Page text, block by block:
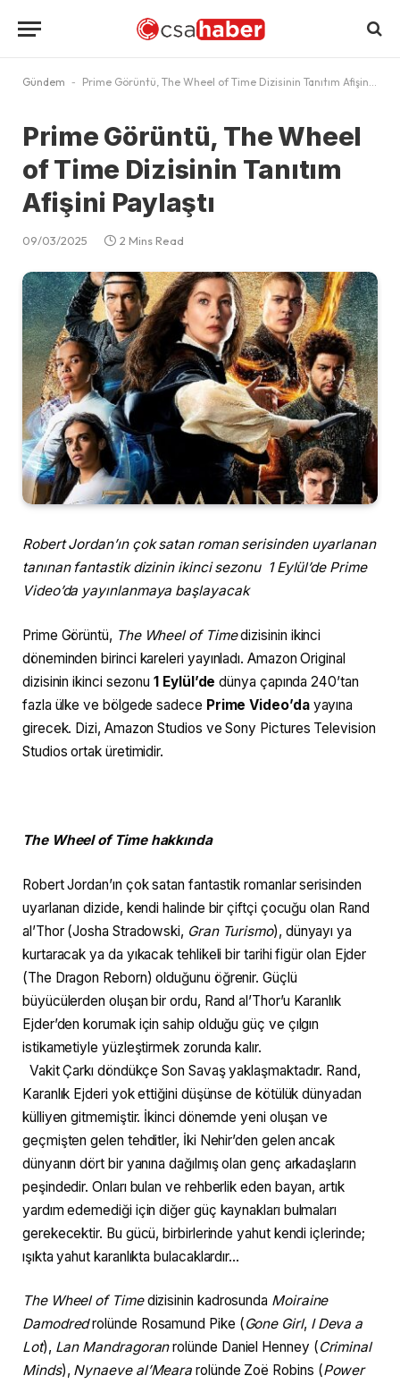
Gündem - Prime Görüntü, The Wheel of Time Dizisinin Tanıtım Afişini Paylaştı
Prime Görüntü, The Wheel
of Time Dizisinin Tanıtım
Afişini Paylaştı
09/03/2025 2 Mins Read
Robert Jordan’ın çok satan roman serisinden uyarlanan
tanınan fantastik dizinin ikinci sezonu 1 Eylül’de Prime
Video’da yayınlanmaya başlayacak
Prime Görüntü, The Wheel of Timedizisinin ikinci
döneminden birinci kareleri yayınladı. Amazon Original
dizisinin ikinci sezonu1 Eylül’de dünya çapında 240’tan
fazla ülke ve bölgede sadece Prime Video’dayayına
girecek. Dizi, Amazon Studios ve Sony Pictures Television
Studios ortak üretimidir.
The Wheel of Time hakkında
Robert Jordan’ın çok satan fantastik romanlar serisinden
uyarlanan dizide, kendi halinde bir çiftçi çocuğu olan Rand
al’Thor (Josha Stradowski, Gran Turismo), dünyayı ya
kurtaracak ya da yıkacak tehlikeli bir tarihi figür olan Ejder
(The Dragon Reborn) olduğunu öğrenir. Güçlü
büyücülerden oluşan bir ordu, Rand al’Thor’u Karanlık
Ejder’den korumak için sahip olduğu güç ve çılgın
istikametiyle yüzleştirmek zorunda kalır.
Vakit Çarkı döndükçe Son Savaş yaklaşmaktadır. Rand,
Karanlık Ejderi yok ettiğini düşünse de kötülük dünyadan
külliyen gitmemiştir. İkinci dönemde yeni oluşan ve
geçmişten gelen tehditler, İki Nehir’den gelen ancak
dünyanın dört bir yanına dağılmış olan genç arkadaşların
peşindedir. Onları bulan ve rehberlik eden bayan, artık
yardım edemediği için diğer güç kaynakları bulmaları
gerekecektir. Bu gücü, birbirlerinde yahut kendi içlerinde;
ışıkta yahut karanlıkta bulacaklardır…
The Wheel of Timedizisinin kadrosunda Moiraine
Damodredrolünde Rosamund Pike (Gone Girl, I Deva a
Lot), Lan Mandragoranrolünde Daniel Henney (Criminal
Minds), Nynaeve al’Meara rolünde Zoë Robins (Power